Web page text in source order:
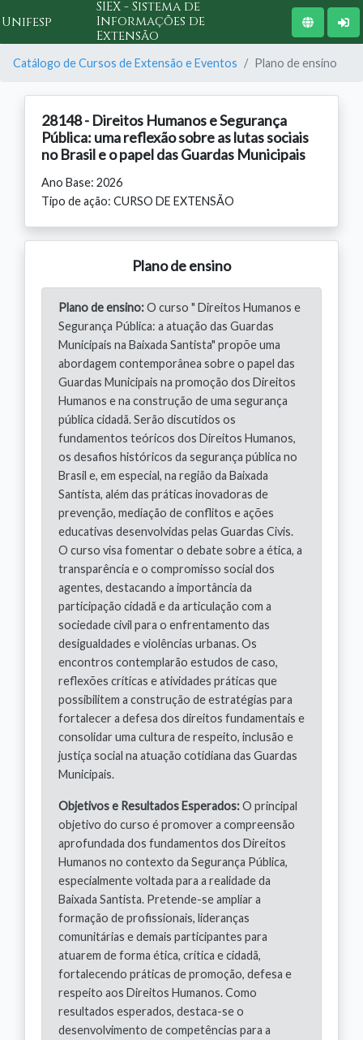
Unifesp
SIEX - Sistema de
Informações de
Extensão
Catálogo de Cursos de Extensão e Eventos Plano de ensino
28148 - Direitos Humanos e Segurança
Pública: uma reflexão sobre as lutas sociais
no Brasil e o papel das Guardas Municipais
Ano Base: 2026
Tipo de ação: CURSO DE EXTENSÃO
Plano de ensino
Plano de ensino:O curso " Direitos Humanos e
Segurança Pública: a atuação das Guardas
Municipais na Baixada Santista" propõe uma
abordagem contemporânea sobre o papel das
Guardas Municipais na promoção dos Direitos
Humanos e na construção de uma segurança
pública cidadã. Serão discutidos os
fundamentos teóricos dos Direitos Humanos,
os desafios históricos da segurança pública no
Brasil e, em especial, na região da Baixada
Santista, além das práticas inovadoras de
prevenção, mediação de conflitos e ações
educativas desenvolvidas pelas Guardas Civis.
O curso visa fomentar o debate sobre a ética, a
transparência e o compromisso social dos
agentes, destacando a importância da
participação cidadã e da articulação com a
sociedade civil para o enfrentamento das
desigualdades e violências urbanas. Os
encontros contemplarão estudos de caso,
reflexões críticas e atividades práticas que
possibilitem a construção de estratégias para
fortalecer a defesa dos direitos fundamentais e
consolidar uma cultura de respeito, inclusão e
justiça social na atuação cotidiana das Guardas
Municipais.
Objetivos e Resultados Esperados:O principal
objetivo do curso é promover a compreensão
aprofundada dos fundamentos dos Direitos
Humanos no contexto da Segurança Pública,
especialmente voltada para a realidade da
Baixada Santista. Pretende-se ampliar a
formação de profissionais, lideranças
comunitárias e demais participantes para
atuarem de forma ética, crítica e cidadã,
fortalecendo práticas de promoção, defesa e
respeito aos Direitos Humanos. Como
resultados esperados, destaca-se o
desenvolvimento de competências para a